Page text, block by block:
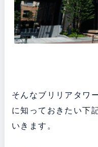
そんなブリリアタワ
に知っておきたい下
いきます。